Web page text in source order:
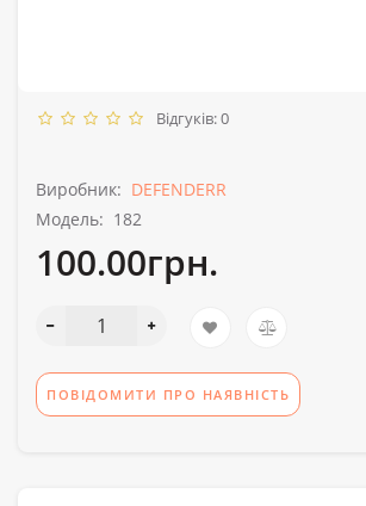
Відгуків: 0
Виробник: DEFENDERR
Модель: 182
100.00грн.
ПОВІДОМИТИ ПРО НАЯВНІСТЬ